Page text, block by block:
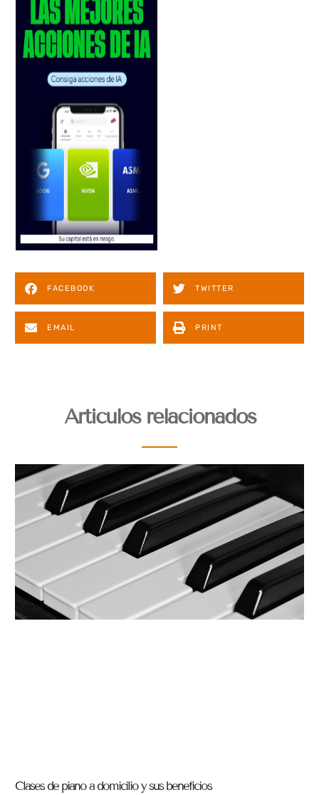
FACEBOOK TWITTER
EMAIL PRINT
Articulos relacionados
Clases de piano a domicilio y sus beneficios